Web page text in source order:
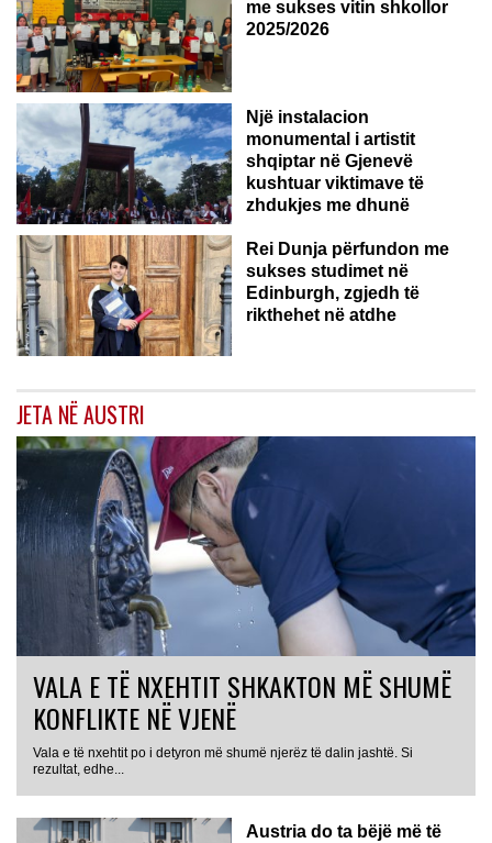
me sukses vitin shkollor
2025/2026
Një instalacion
monumental i artistit
shqiptar në Gjenevë
kushtuar viktimave të
zhdukjes me dhunë
Rei Dunja përfundon me
sukses studimet në
Edinburgh, zgjedh të
rikthehet në atdhe
JETA NË AUSTRI
VALA E TË NXEHTIT SHKAKTON MË SHUMË
KONFLIKTE NË VJENË
Vala e të nxehtit po i detyron më shumë njerëz të dalin jashtë. Si
rezultat, edhe...
Austria do ta bëjë më të